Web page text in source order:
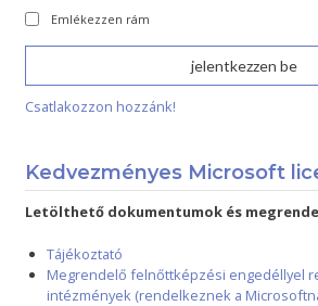
Emlékezzen rám
Csatlakozzon hozzánk!
Kedvezményes Microsoft
Letölthető dokumentumok és
Tájékoztató
Megrendelő felnőttképzési engedéllyel
intézmények (rendelkeznek a